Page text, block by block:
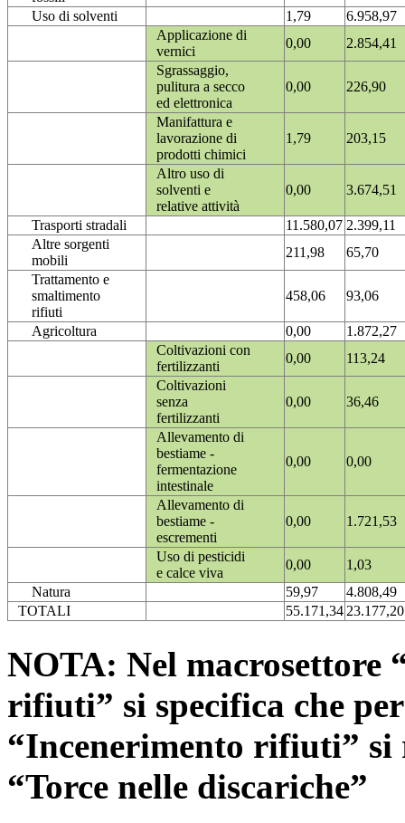
Uso di solventi 1,79
6.958,97
Applicazione di
vernici
0,00
2.854,41
Sgrassaggio,
pulitura a secco
ed elettronica
0,00 226,90
Manifattura e
lavorazione di
prodotti chimici
1,79 203,15
Altro uso di
solventi e
relative attività
0,00 3.674,51
Trasporti stradali 11.580,07 2.399,11
Altre sorgenti
mobili
211,98
65,70
Trattamento e
smaltimento
rifiuti
458,06 93,06
Agricoltura 0,00
1.872,27
Coltivazioni con
fertilizzanti
0,00
113,24
Coltivazioni
senza
fertilizzanti
0,00 36,46
Allevamento di
bestiame -
fermentazione
intestinale
0,00 0,00
Allevamento di
bestiame -
escrementi
0,00 1.721,53
Uso di pesticidi
e calce viva
0,00
1,03
Natura
59,97
4.808,49
TOTALI
55.171,3423.177,20
NOTA: Nel macrosettore
rifiuti” si specifica che
“Incenerimento rifiuti”
“Torce nelle discariche”